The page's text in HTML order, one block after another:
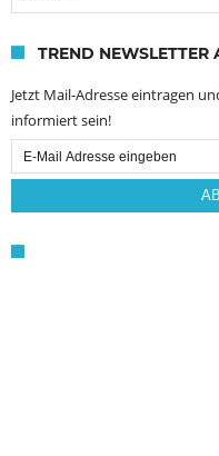
TREND NEWSLETTER
Jetzt Mail-Adresse eintragen
informiert sein!
Email
Subscription